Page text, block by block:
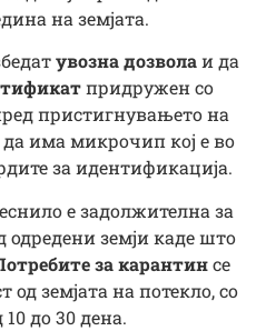
на земјата.
увозна дозволаи да
придружен со
пристигнувањето на
има микрочип кој е во
за идентификација.
е задолжителна за
земји каде што
за карантинсе
од земјата на потекло, со
до 30 дена.